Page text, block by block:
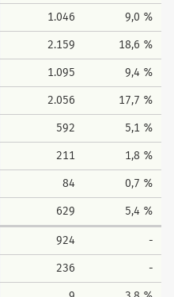
1.046 9,0 %
2.159 18,6 %
1.095 9,4 %
2.056 17,7 %
592 5,1 %
211 1,8 %
84 0,7 %
629 5,4 %
924 -
236 -